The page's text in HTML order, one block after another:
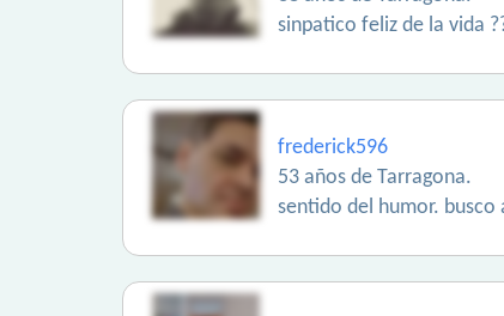
sinpatico feliz de la vida
frederick596
53 años de Tarragona.
sentido del humor.